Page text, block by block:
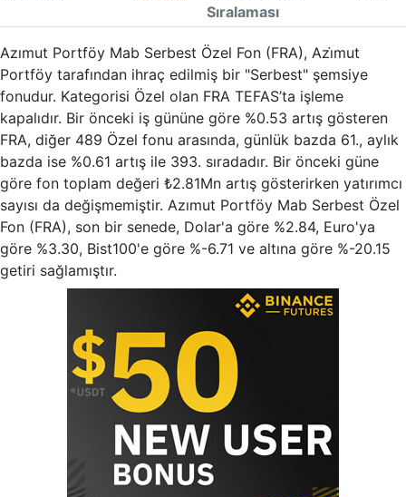
Sıralaması
Azımut Portföy Mab Serbest Özel Fon (FRA), Azi̇mut
Portföy tarafından ihraç edilmiş bir "Serbest" şemsiye
fonudur. Kategorisi Özel olan FRA TEFAS’ta işleme
kapalıdır. Bir önceki iş gününe göre %0.53 artış gösteren
FRA, diğer 489 Özel fonu arasında, günlük bazda 61., aylık
bazda ise %0.61 artış ile 393. sıradadır. Bir önceki güne
göre fon toplam değeri ₺2.81Mn artış gösterirken yatırımcı
sayısı da değişmemiştir. Azımut Portföy Mab Serbest Özel
Fon (FRA), son bir senede, Dolar'a göre %2.84, Euro'ya
göre %3.30, Bist100'e göre %-6.71 ve altına göre %-20.15
getiri sağlamıştır.